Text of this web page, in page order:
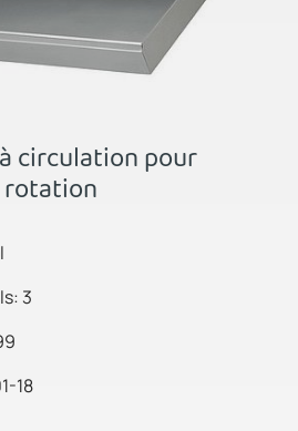
circulation pour
rotation
3
18